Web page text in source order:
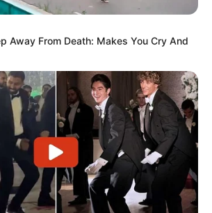
Away From Death: Makes You Cry And